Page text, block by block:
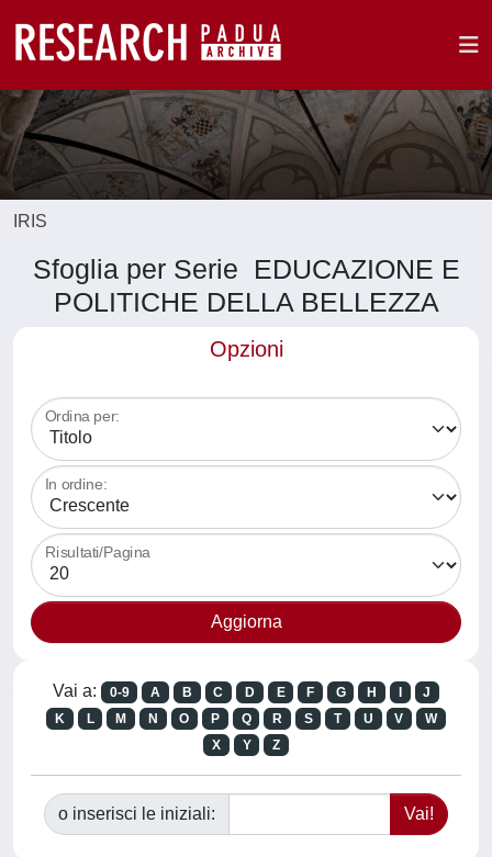
IRIS
Sfoglia per Serie EDUCAZIONE E
POLITICHE DELLA BELLEZZA
Opzioni
Ordina per:
In ordine:
Risultati/Pagina
Vai a: 0-9 A B C D E F G H
J
K
L M N O P Q R S T U V
W
X
Y Z
o inserisci le iniziali: